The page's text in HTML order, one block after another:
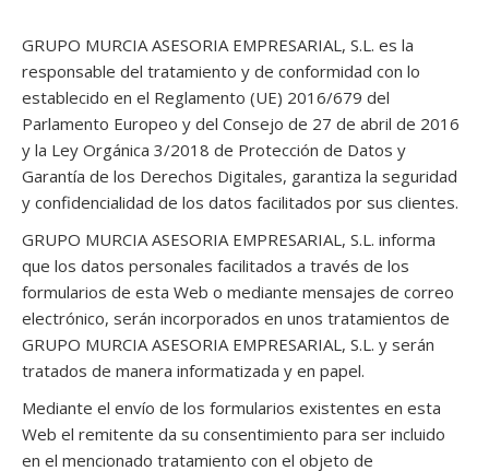
GRUPO MURCIA ASESORIA EMPRESARIAL, S.L. es la
responsable del tratamiento y de conformidad con lo
establecido en el Reglamento (UE) 2016/679 del
Parlamento Europeo y del Consejo de 27 de abril de 2016
y la Ley Orgánica 3/2018 de Protección de Datos y
Garantía de los Derechos Digitales, garantiza la seguridad
y confidencialidad de los datos facilitados por sus clientes.
GRUPO MURCIA ASESORIA EMPRESARIAL, S.L. informa
que los datos personales facilitados a través de los
formularios de esta Web o mediante mensajes de correo
electrónico, serán incorporados en unos tratamientos de
GRUPO MURCIA ASESORIA EMPRESARIAL, S.L. y serán
tratados de manera informatizada y en papel.
Mediante el envío de los formularios existentes en esta
Web el remitente da su consentimiento para ser incluido
en el mencionado tratamiento con el objeto de